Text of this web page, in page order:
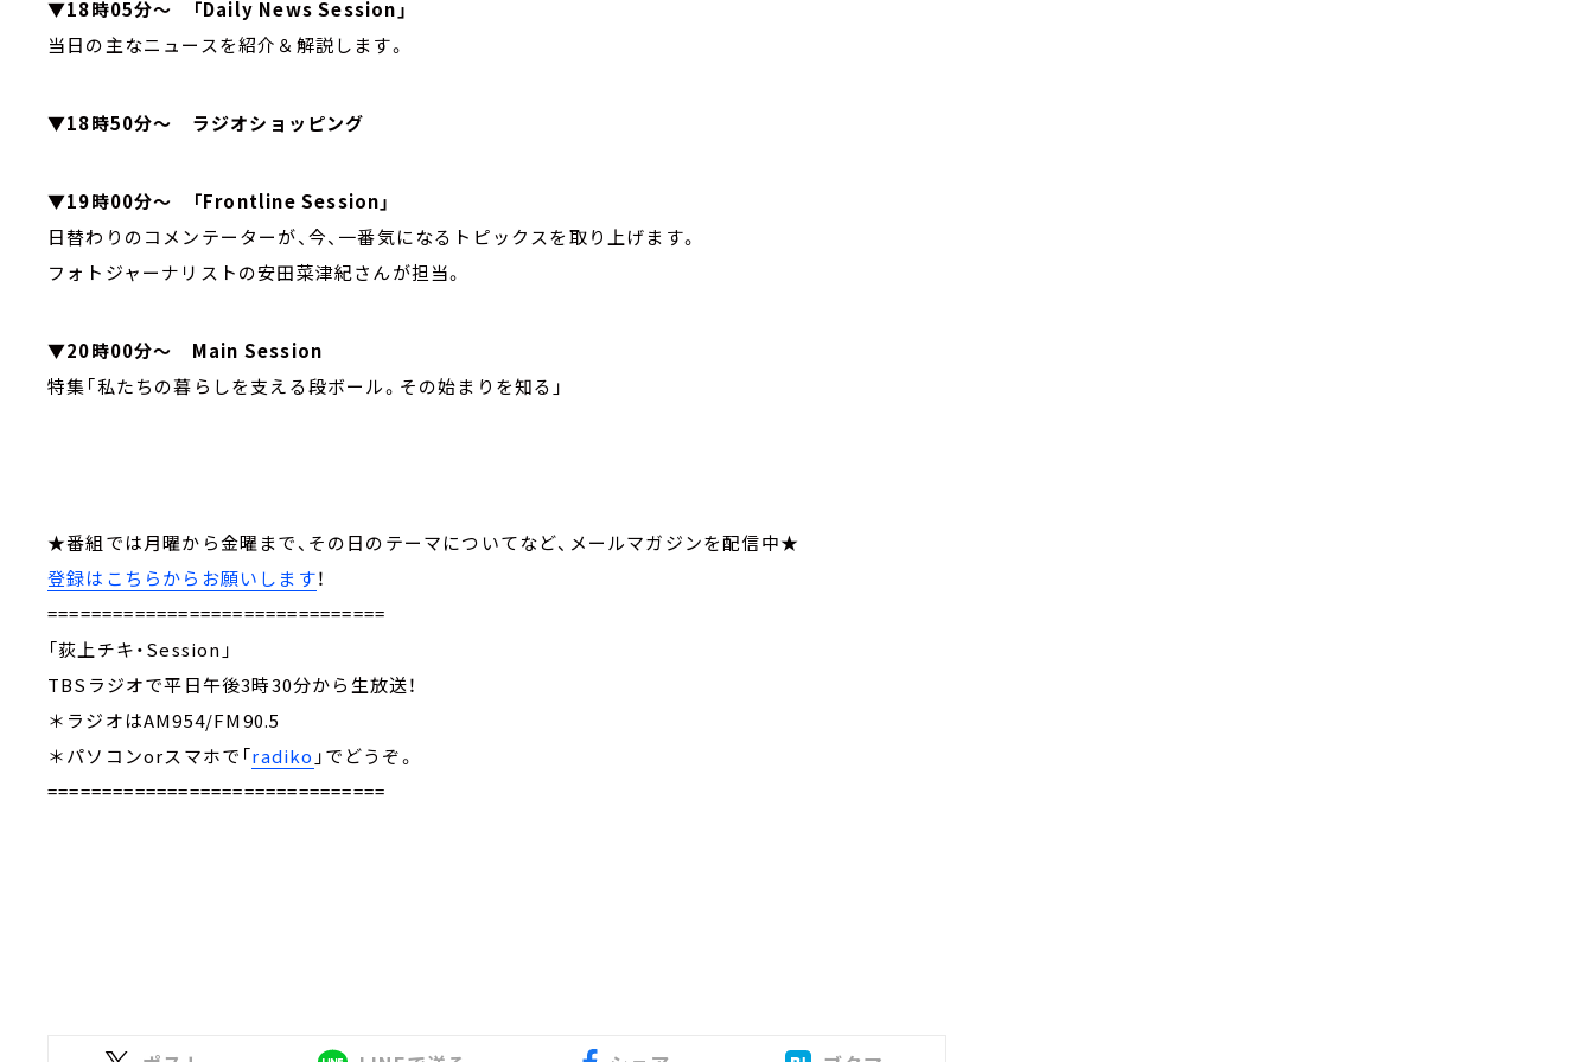
▼18時05分～ 「Daily News Session」
当日の主なニュースを紹介＆解説します。
▼18時50分～ ラジオショッピング
▼19時00分～ 「Frontline Session」
日替わりのコメンテーターが、今、一番気になるトピックスを取り上げます。
フォトジャーナリストの安田菜津紀さんが担当。
▼20時00分～ Main Session
特集「私たちの暮らしを支える段ボール。その始まりを知る」
★番組では月曜から金曜まで、その日のテーマについてなど、メールマガジンを配信中★
登録はこちらからお願いします！
===============================
「荻上チキ・Session」
TBSラジオで平日午後3時30分から生放送！
＊ラジオはAM954/FM90.5
＊パソコンorスマホで「radiko 」でどうぞ。
===============================